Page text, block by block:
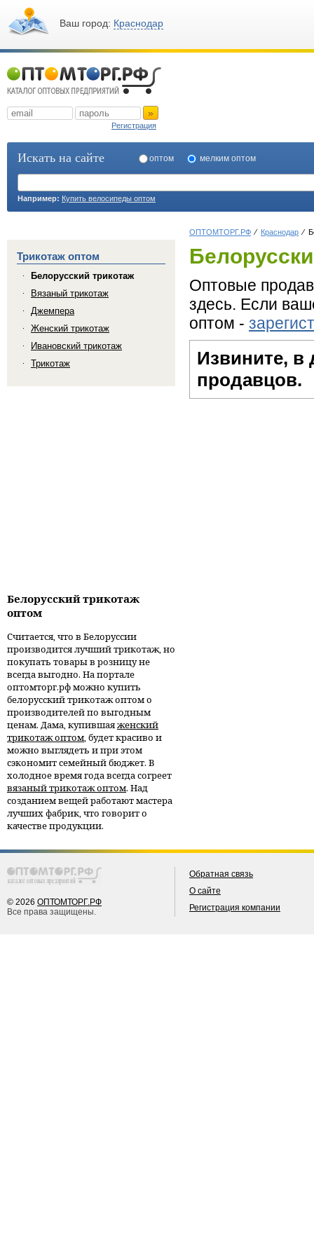
Ваш город: Краснодар
»
Регистрация
Искать на сайте оптом мелким оптом
Например: Купить велосипеды оптом
ОПТОМТОРГ.РФ Краснодар
Оптовые
здесь. Если
оптом -
Извините, в
продавцов.
Трикотаж оптом
Белорусский трикотаж
Вязаный трикотаж
Джемпера
Женский трикотаж
Ивановский трикотаж
Трикотаж
Белорусский трикотаж
оптом
Считается, что в Белоруссии
производится лучший трикотаж, но
покупать товары в розницу не
всегда выгодно. На портале
оптомторг.рф можно купить
белорусский трикотаж оптом о
производителей по выгодным
ценам. Дама, купившая женский
трикотаж оптом, будет красиво и
можно выглядеть и при этом
сэкономит семейный бюджет. В
холодное время года всегда согреет
вязаный трикотаж оптом. Над
созданием вещей работают мастера
лучших фабрик, что говорит о
качестве продукции.
© 2026 ОПТОМТОРГ.РФ
Все права защищены.
Обратная связь
О сайте
Регистрация компании